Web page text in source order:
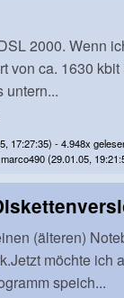
2000. Wenn
von ca. 1630
untern...
17:27:35) - 4.948x
(29.01.05,
(älteren)
möchte ich
speich...